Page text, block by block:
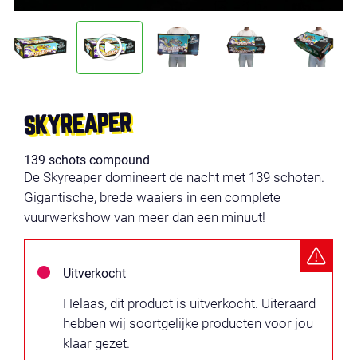
SKYREAPER
139 schots compound
De Skyreaper domineert de nacht met 139 schoten.
Gigantische, brede waaiers in een complete
vuurwerkshow van meer dan een minuut!
Uitverkocht
Helaas, dit product is uitverkocht. Uiteraard
hebben wij soortgelijke producten voor jou
klaar gezet.